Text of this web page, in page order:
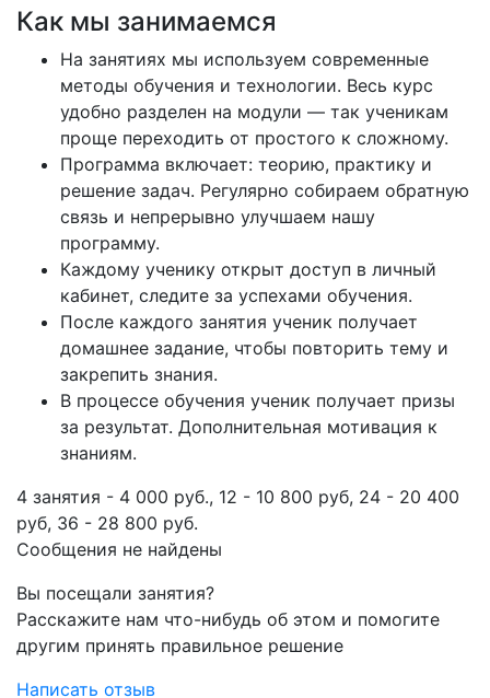
Как мы занимаемся
На занятиях мы используем современные
методы обучения и технологии. Весь курс
удобно разделен на модули — так ученикам
проще переходить от простого к сложному.
Программа включает: теорию, практику и
решение задач. Регулярно собираем обратную
связь и непрерывно улучшаем нашу
программу.
Каждому ученику открыт доступ в личный
кабинет, следите за успехами обучения.
После каждого занятия ученик получает
домашнее задание, чтобы повторить тему и
закрепить знания.
В процессе обучения ученик получает призы
за результат. Дополнительная мотивация к
знаниям.
4 занятия - 4 000 руб., 12 - 10 800 руб, 24 - 20 400
руб, 36 - 28 800 руб.
Сообщения не найдены
Вы посещали занятия?
Расскажите нам что-нибудь об этом и помогите
другим принять правильное решение
Написать отзыв